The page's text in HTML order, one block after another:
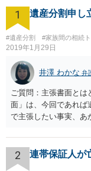
1 遺産分割申し
#遺産分割 #家族間の相続
2019年1月29日
井澤 わかな 弁
ご質問：主張書面と
面」は、今回であれば
で主張したい事実、あ
ります。 もし、主張
資料を持っているよ
し、お姉さんに見られ
2 連帯保証人が